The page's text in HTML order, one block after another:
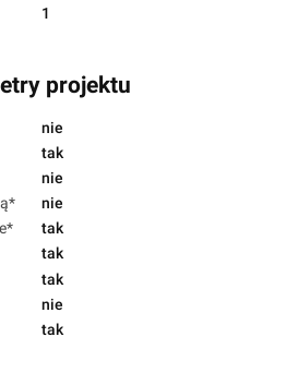
1
projektu
nie
tak
nie
nie
tak
tak
tak
nie
tak